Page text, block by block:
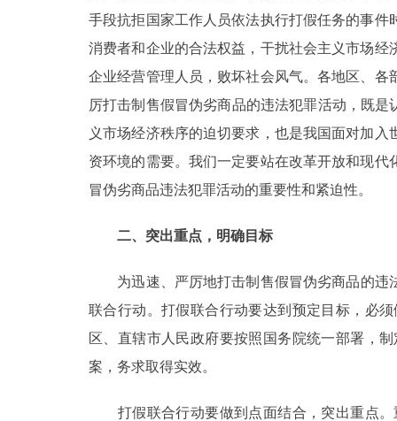
手段抗拒国家工作人员依法执行打假任务的事
消费者和企业的合法权益，干扰社会主义市场
企业经营管理人员，败坏社会风气。各地区、
厉打击制售假冒伪劣商品的违法犯罪活动，既
义市场经济秩序的迫切要求，也是我国面对加
资环境的需要。我们一定要站在改革开放和现
冒伪劣商品违法犯罪活动的重要性和紧迫性。
二、突出重点，明确目标
为迅速、严厉地打击制售假冒伪劣商品的违
联合行动。打假联合行动要达到预定目标，必
区、直辖市人民政府要按照国务院统一部署，
案，务求取得实效。
打假联合行动要做到点面结合，突出重点。